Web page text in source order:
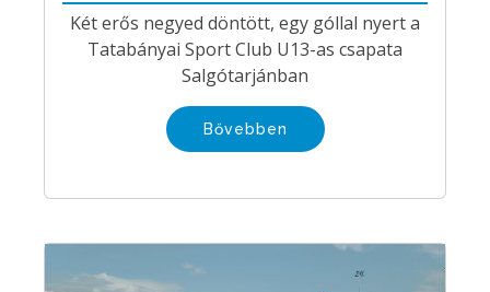
Két erős negyed döntött, egy góllal nyert a
Tatabányai Sport Club U13-as csapata
Salgótarjánban
Bővebben